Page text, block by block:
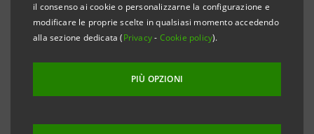
il consenso ai cookie o personalizzarne la configurazione e
modificare le proprie scelte in qualsiasi momento accedendo
alla sezione dedicata (Privacy- Cookie policy).
PIÙ OPZIONI